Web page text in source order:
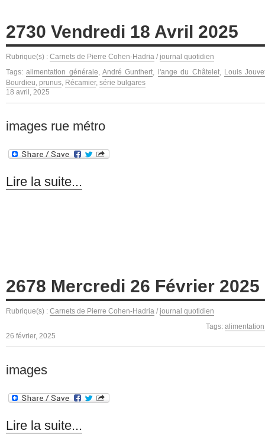
2730 Vendredi 18 Avril 2025
Rubrique(s) : Carnets de Pierre Cohen-Hadria / journal quotidien
Tags:alimentation générale,André Gunthert, l'ange du Châtelet, Louis
Bourdieu, prunus, Récamier, série bulgares
18 avril, 2025
images rue métro
Lire la suite...
2678 Mercredi 26 Février 2025
Rubrique(s) : Carnets de Pierre Cohen-Hadria / journal quotidien
Tags:
26 février, 2025
images
Lire la suite...